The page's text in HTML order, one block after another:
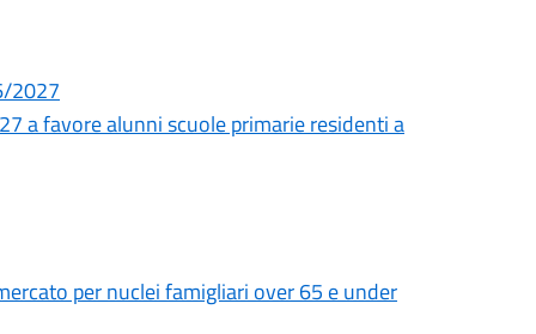
2027
a favore alunni scuole primarie residenti a
per nuclei famigliari over 65 e under